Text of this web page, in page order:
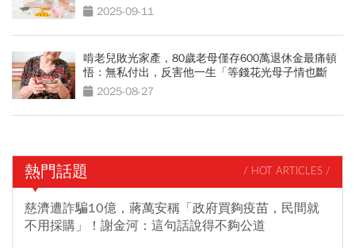
2025-09-11
啃老兒敗光家產，80歲老母僅存600萬退休金最痛頓
悟：無私付出，反害他一生「等錢花光母子情也斷
了」2025-08-27
熱門話題 / HOT ARTICLES /
慈濟遭詐騙10億，蔣萬安稱「政府買夠疫苗，民間就
不用採購」！謝金河：這句話說得不夠公道